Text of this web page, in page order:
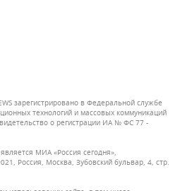
зарегистрировано в Федеральной службе
технологий и массовых коммуникаций
о регистрации ИА № ФС 77 -
является МИА «Россия сегодня»,
Россия, Москва, Зубовский бульвар, 4, стр.